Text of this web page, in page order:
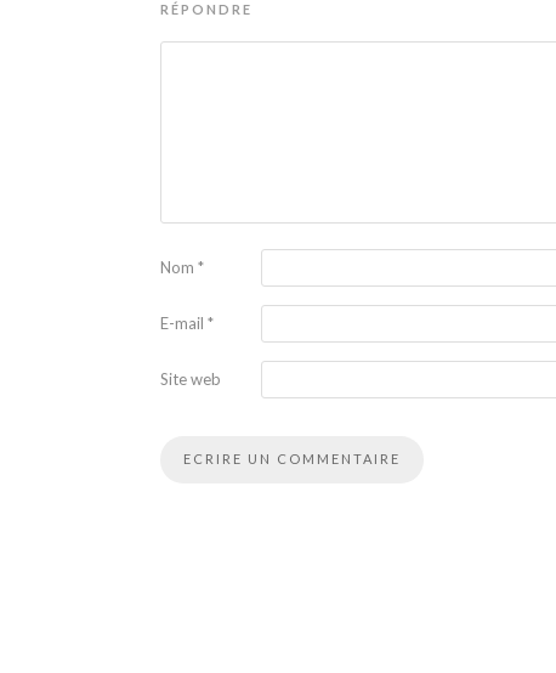
RÉPONDRE
Nom *
E-mail *
Site web